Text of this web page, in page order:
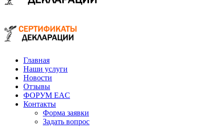
Главная
Наши услуги
Новости
Отзывы
ФОРУМ EAC
Контакты
Форма заявки
Задать вопрос